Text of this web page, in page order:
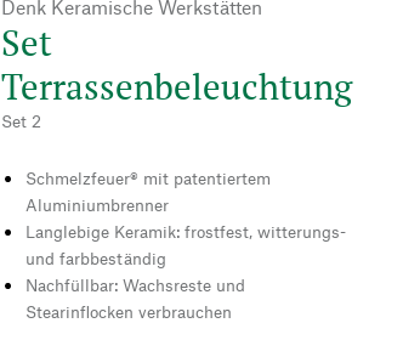
Denk Keramische Werkstätten
Set
Terrassenbeleuchtung
Set 2
Schmelzfeuer® mit patentiertem
Aluminiumbrenner
Langlebige Keramik: frostfest, witterungs-
und farbbeständig
Nachfüllbar: Wachsreste und
Stearinflocken verbrauchen